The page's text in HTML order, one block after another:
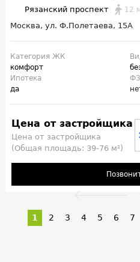
Рязанский проспект 12
Москва, ул. Ф.Полетаева, 15А
Категория ЖК
комфорт
Ипотека
да
Цена от застройщика
Цена от застройщика
(Общая площадь: 39-76 м²)
1 2 3 4 5 6 7